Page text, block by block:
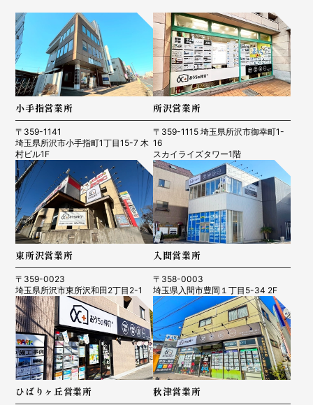
小手指営業所
〒359-1141
埼玉県所沢市小手指町1丁目15-7 木
村ビル1F
所沢営業所
〒359-1115 埼玉県所沢市御幸町1-
16
スカイライズタワー1階
東所沢営業所
〒359-0023
埼玉県所沢市東所沢和田2丁目2-1
入間営業所
〒358-0003
埼玉県入間市豊岡１丁目5-34 2F
ひばりヶ丘営業所 秋津営業所